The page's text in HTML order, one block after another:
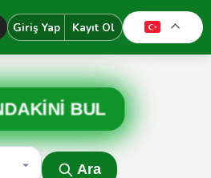
Giriş Yap Kayıt Ol
BUL
Ara